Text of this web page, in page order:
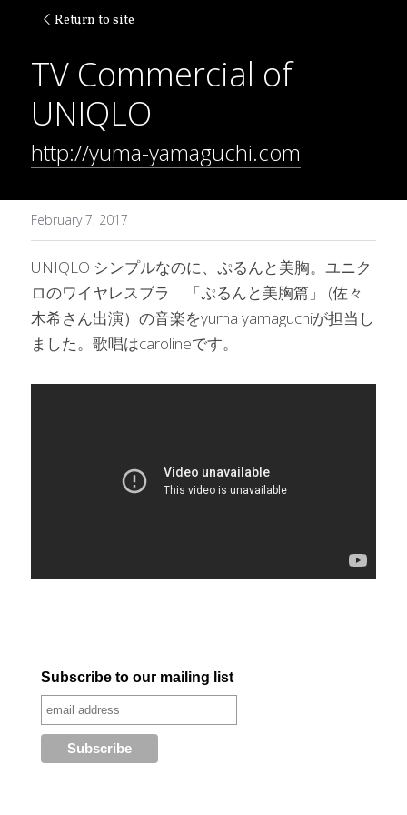
Return to site
TV Commercial of
UNIQLO
http://yuma-yamaguchi.com
February 7, 2017
UNIQLO シンプルなのに、ぷるんと美胸。ユニク
ロのワイヤレスブラ　「ぷるんと美胸篇」 (佐々
木希さん出演）の音楽をyuma yamaguchiが担当し
ました。歌唱はcarolineです。